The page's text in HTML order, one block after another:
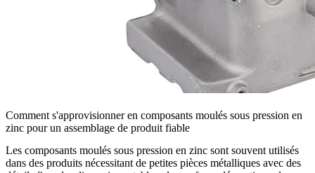
Comment s'approvisionner en composants moulés sous pression en
zinc pour un assemblage de produit fiable
Les composants moulés sous pression en zinc sont souvent utilisés
dans des produits nécessitant de petites pièces métalliques avec des